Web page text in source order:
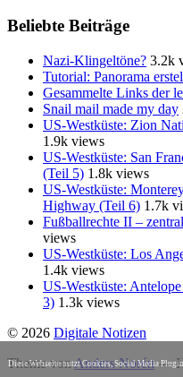
Beliebte Beiträge
Nazi-Klingeltöne? 3.2k
Tutorial: Panorama
Gesammelte Links der
Snail mail made my day
US-Westküste: Zion
1.9k views
US-Westküste: San
(Teil 5) 1.8k views
US-Westküste:
Highway (Teil 6) 1.7k
Fußballrechte II –
views
US-Westküste: Los
1.4k views
US-Westküste:
3) 1.3k views
© 2026 Digitale Notizen
Theme vonAnders Norén—
Diese Webseite nutzt Cookies, Social Media